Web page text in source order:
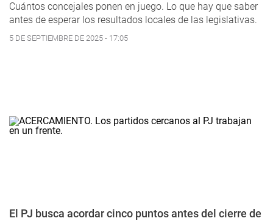
Cuántos concejales ponen en juego. Lo que hay que saber
antes de esperar los resultados locales de las legislativas.
5 DE SEPTIEMBRE DE 2025 - 17:05
El PJ busca acordar cinco puntos antes del cierre de